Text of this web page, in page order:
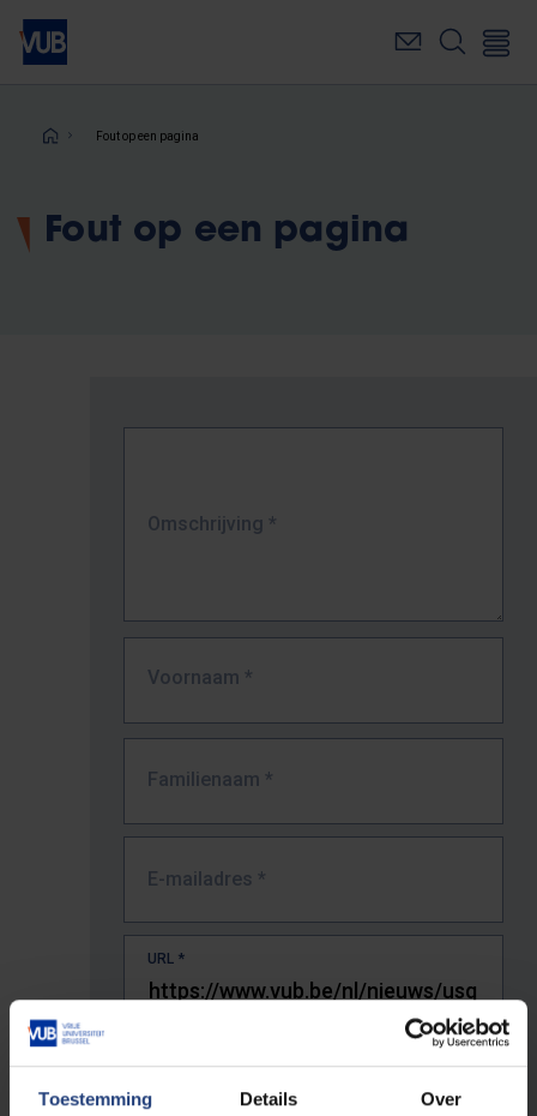
Toestemming Details Over
Overslaan
naar
inhoudKruimelpad
Fout op een pagina
Fout op een pagina
Omschrijving *
Voornaam *
Familienaam *
E-mailadres *
URL *
De volledige URL van de pagina waar je de fout zag.